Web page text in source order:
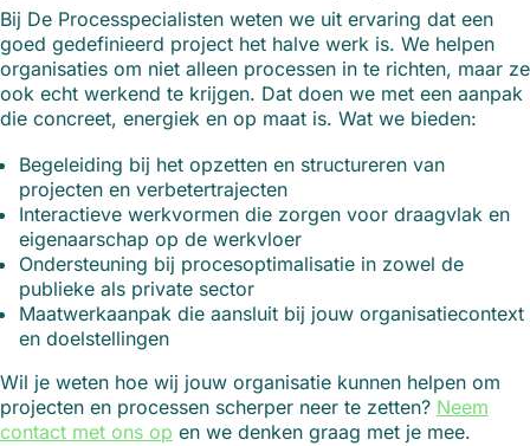
Bij De Processpecialisten weten we uit ervaring dat een
goed gedefinieerd project het halve werk is. We helpen
organisaties om niet alleen processen in te richten, maar ze
ook echt werkend te krijgen. Dat doen we met een aanpak
die concreet, energiek en op maat is. Wat we bieden:
Begeleiding bij het opzetten en structureren van
projecten en verbetertrajecten
Interactieve werkvormen die zorgen voor draagvlak en
eigenaarschap op de werkvloer
Ondersteuning bij procesoptimalisatie in zowel de
publieke als private sector
Maatwerkaanpak die aansluit bij jouw organisatiecontext
en doelstellingen
Wil je weten hoe wij jouw organisatie kunnen helpen om
projecten en processen scherper neer te zetten? Neem
contact met ons op en we denken graag met je mee.